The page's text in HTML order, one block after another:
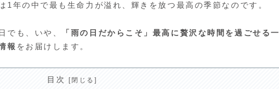
1年の中で最も生命力が溢れ、輝きを放つ最高の季節なのです。
でも、いや、
「雨の日だからこそ」最高に贅沢な時間を過ごせる一
報 をお届けします。
目次